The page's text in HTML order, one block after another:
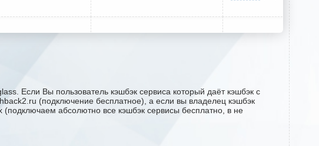
Если Вы пользователь кэшбэк сервиса который даёт кэшбэк с
(подключение бесплатное), а если вы владелец кэшбэк
(подключаем абсолютно все кэшбэк сервисы бесплатно, в не